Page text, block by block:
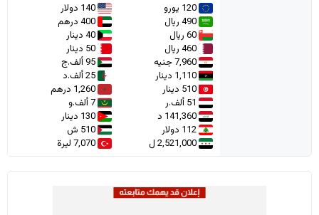
120 يورو
140 دولار
490 ريال
400 درهم
60 ريال
40 دينار
460 ريال
50 دينار
7,960 جنيه
95 ألف.ج
1,110 دينار
25 ألف.د
510 دينار
1,260 درهم
51 ألف.ر
7 ألف.و
141,360 د
130 دينار
112 دولار
510 ش
2,521,000 ل
7,070 ليرة